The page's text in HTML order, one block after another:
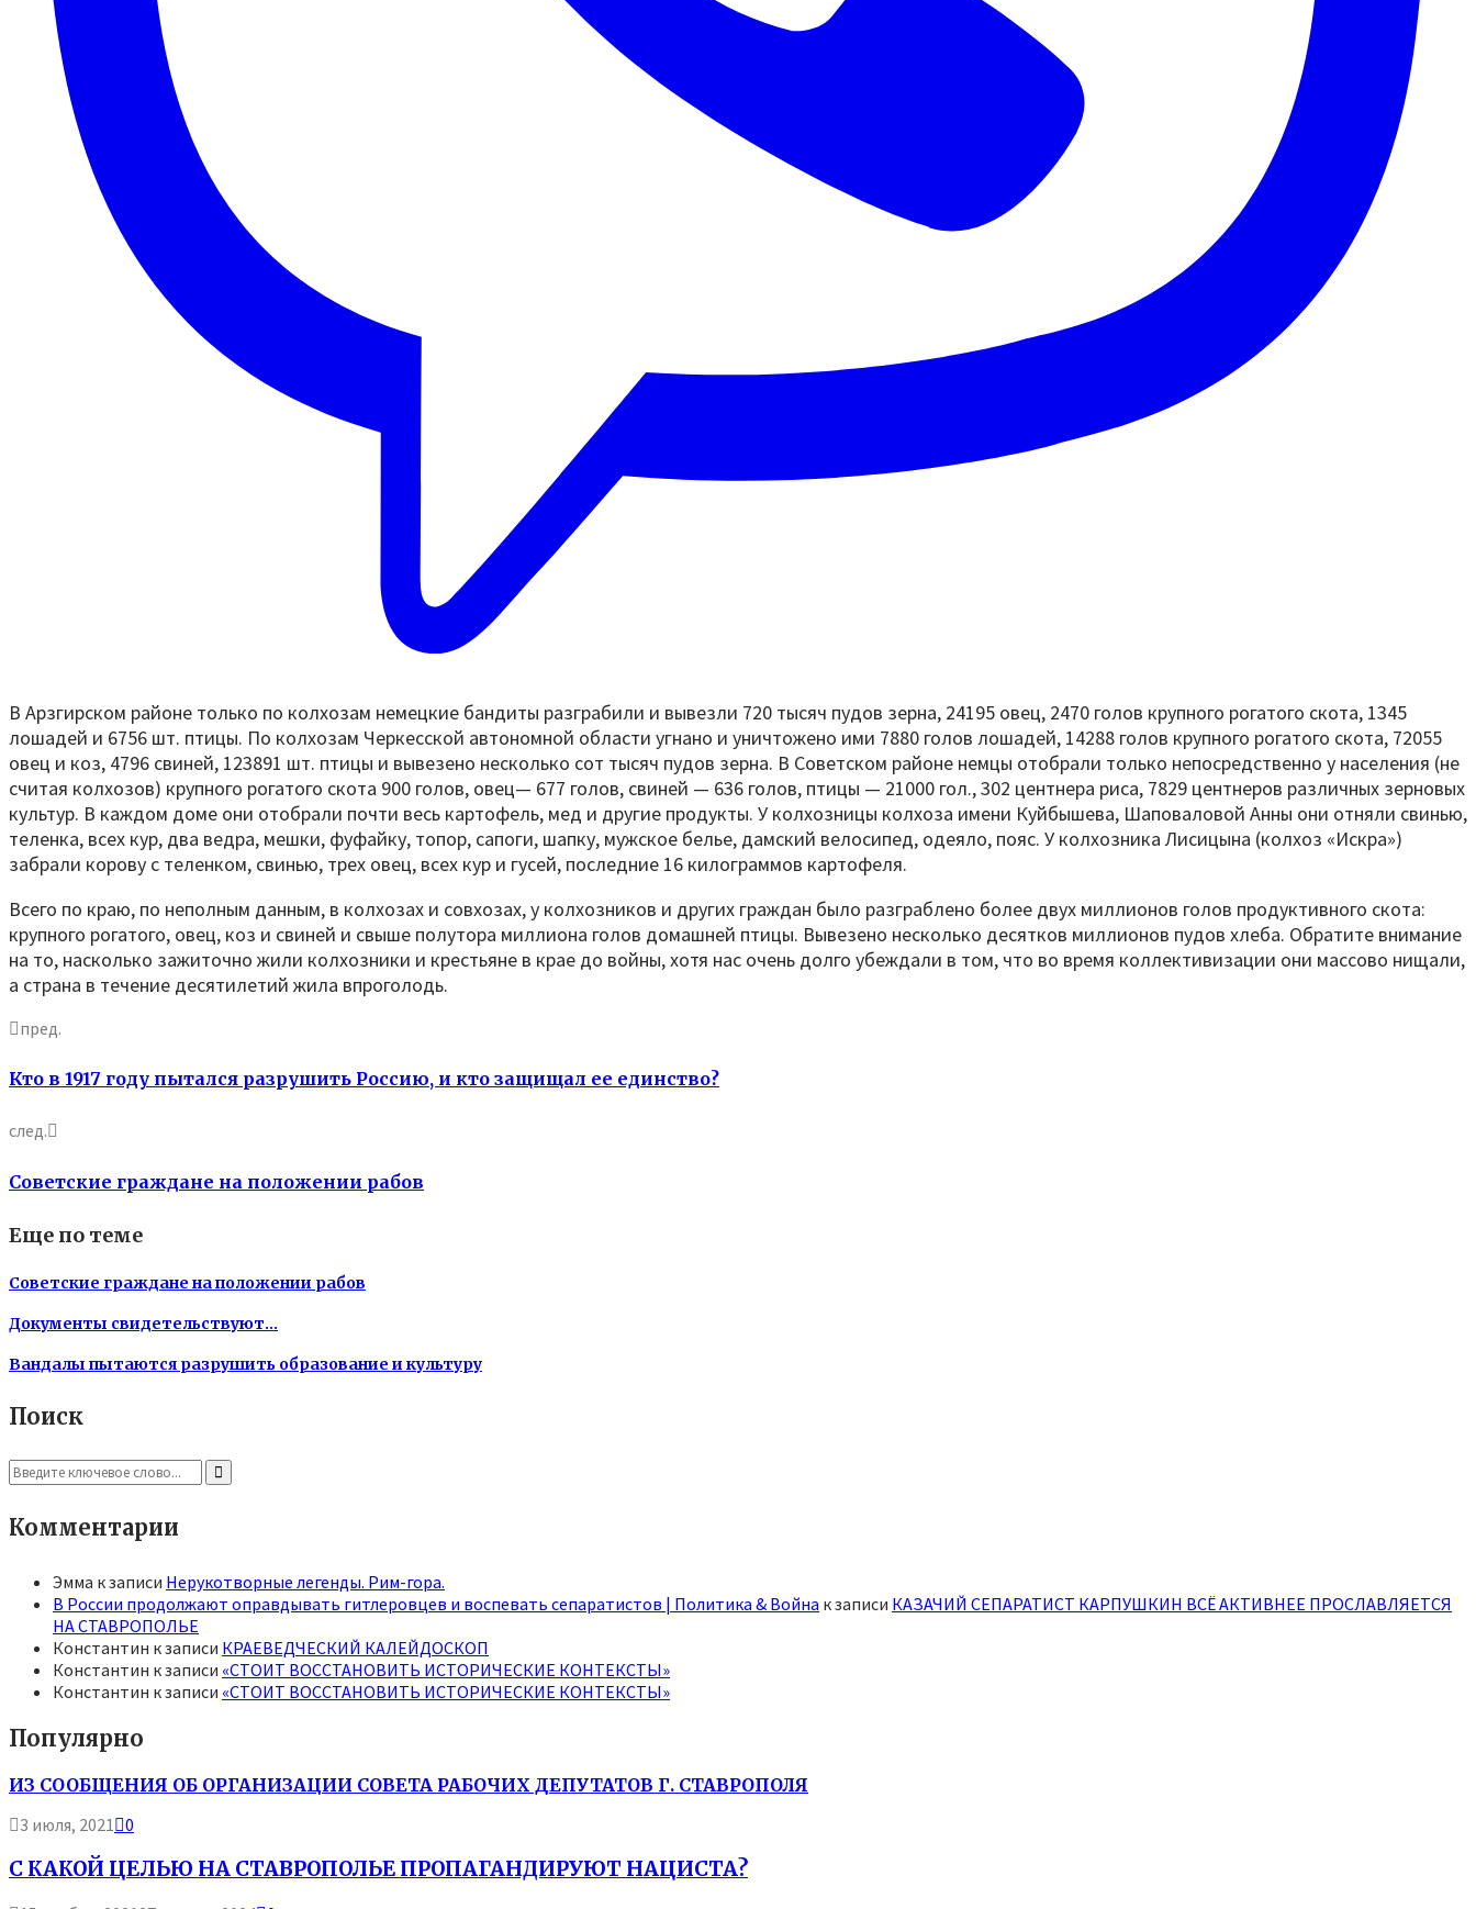
В Арзгирском районе только по колхозам немецкие бандиты разграбили и вывезли 720 тысяч пудов зерна, 24195 овец, 2470 голов крупного рогатого скота, 1345
лошадей и 6756 шт. птицы. По колхозам Черкесской автономной области угнано и уничтожено ими 7880 голов лошадей, 14288 голов крупного рогатого скота, 72055
овец и коз, 4796 свиней, 123891 шт. птицы и вывезено несколько сот тысяч пудов зерна. В Советском районе немцы отобрали только непосредственно у населения (не
считая колхозов) крупного рогатого скота 900 голов, овец— 677 голов, свиней — 636 голов, птицы — 21000 гол., 302 центнера риса, 7829 центнеров различных зерновых
культур. В каждом доме они отобрали почти весь картофель, мед и другие продукты. У колхозницы колхоза имени Куйбышева, Шаповаловой Анны они отняли свинью,
теленка, всех кур, два ведра, мешки, фуфайку, топор, сапоги, шапку, мужское белье, дамский велосипед, одеяло, пояс. У колхозника Лисицына (колхоз «Искра»)
забрали корову с теленком, свинью, трех овец, всех кур и гусей, последние 16 килограммов картофеля.
Всего по краю, по неполным данным, в колхозах и совхозах, у колхозников и других граждан было разграблено более двух миллионов голов продуктивного скота:
крупного рогатого, овец, коз и свиней и свыше полутора миллиона голов домашней птицы. Вывезено несколько десятков миллионов пудов хлеба. Обратите внимание
на то, насколько зажиточно жили колхозники и крестьяне в крае до войны, хотя нас очень долго убеждали в том, что во время коллективизации они массово нищали,
а страна в течение десятилетий жила впроголодь.
пред.
Кто в 1917 году пытался разрушить Россию, и кто защищал ее единство?
след.
Советские граждане на положении рабов
Еще по теме
Советские граждане на положении рабов
Документы свидетельствуют…
Вандалы пытаются разрушить образование и культуру
Поиск
Search
for:
Search
Комментарии
Эмма к записи Нерукотворные легенды. Рим-гора.
В России продолжают оправдывать гитлеровцев и воспевать сепаратистов | Политика & Война к записи КАЗАЧИЙ СЕПАРАТИСТ КАРПУШКИН ВСЁ АКТИВНЕЕ ПРОСЛАВЛЯЕТСЯ
НА СТАВРОПОЛЬЕ
Константин к записи КРАЕВЕДЧЕСКИЙ КАЛЕЙДОСКОП
Константин к записи «СТОИТ ВОССТАНОВИТЬ ИСТОРИЧЕСКИЕ КОНТЕКСТЫ»
Константин к записи «СТОИТ ВОССТАНОВИТЬ ИСТОРИЧЕСКИЕ КОНТЕКСТЫ»
Популярно
ИЗ СООБЩЕНИЯ ОБ ОРГАНИЗАЦИИ СОВЕТА РАБОЧИХ ДЕПУТАТОВ Г. СТАВРОПОЛЯ
3 июля, 2021 0
С КАКОЙ ЦЕЛЬЮ НА СТАВРОПОЛЬЕ ПРОПАГАНДИРУЮТ НАЦИСТА?